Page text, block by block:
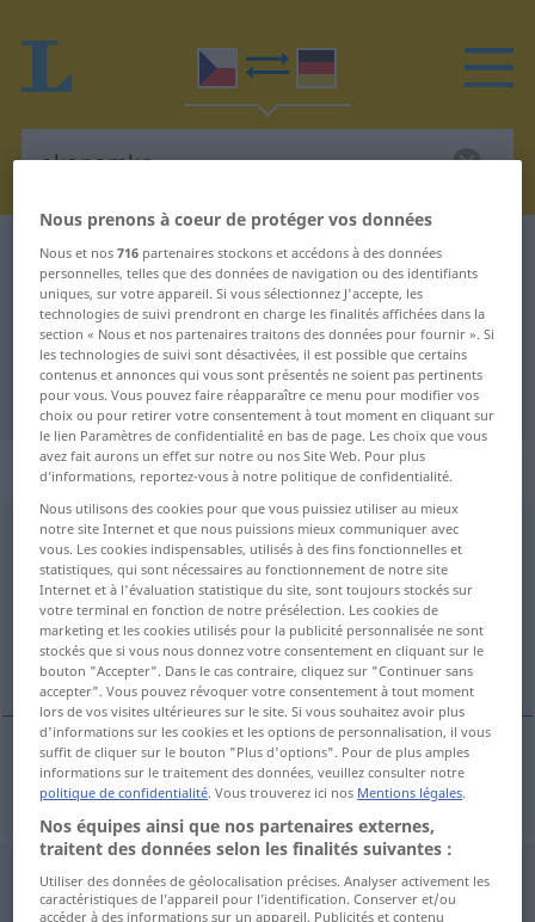
Dictionnaire Tchèque-Allemand ekonomka
Traduction Tchèque-Allemand de
"ekonomka"
"ekonomka" - traduction Allemand
„ekonomka“: feminin
ekonomkaf <-mek>
Vue d'ensemble de toutes les traductions
(Pour plus d'informations, cliquez sur/touchez la traduction)
Ökonomin
Ökonominf ekonomka
Nous prenons à coeur de protéger vos données
Nous et nos716 partenaires stockons et accédons à des données
personnelles, telles que des données de navigation ou des identifiants
uniques, sur votre appareil. Si vous sélectionnez J'accepte, les
technologies de suivi prendront en charge les finalités affichées dans la
section « Nous et nos partenaires traitons des données pour fournir ». Si
les technologies de suivi sont désactivées, il est possible que certains
contenus et annonces qui vous sont présentés ne soient pas pertinents
pour vous. Vous pouvez faire réapparaître ce menu pour modifier vos
choix ou pour retirer votre consentement à tout moment en cliquant sur
le lien Paramètres de confidentialité en bas de page. Les choix que vous
avez fait aurons un effet sur notre ou nos Site Web. Pour plus
d’informations, reportez-vous à notre politique de confidentialité.
Nous utilisons des cookies pour que vous puissiez utiliser au mieux
notre site Internet et que nous puissions mieux communiquer avec
vous. Les cookies indispensables, utilisés à des fins fonctionnelles et
statistiques, qui sont nécessaires au fonctionnement de notre site
Internet et à l'évaluation statistique du site, sont toujours stockés sur
votre terminal en fonction de notre présélection. Les cookies de
marketing et les cookies utilisés pour la publicité personnalisée ne sont
stockés que si vous nous donnez votre consentement en cliquant sur le
bouton "Accepter". Dans le cas contraire, cliquez sur "Continuer sans
accepter". Vous pouvez révoquer votre consentement à tout moment
lors de vos visites ultérieures sur le site. Si vous souhaitez avoir plus
d'informations sur les cookies et les options de personnalisation, il vous
suffit de cliquer sur le bouton "Plus d'options". Pour de plus amples
informations sur le traitement des données, veuillez consulter notre
politique de confidentialité. Vous trouverez ici nos Mentions légales.
Nos équipes ainsi que nos partenaires externes,
traitent des données selon les finalités suivantes :
Utiliser des données de géolocalisation précises. Analyser activement les
caractéristiques de l’appareil pour l’identification. Conserver et/ou
accéder à des informations sur un appareil. Publicités et contenu